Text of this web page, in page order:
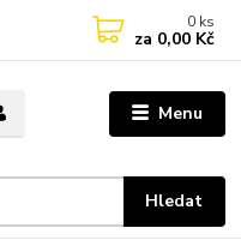
Menu
Hledat
0 ks
za 0,00 Kč